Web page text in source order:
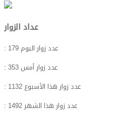
عداد الزوار
: عدد زوار اليوم179
: عدد زوار أمس 353
: عدد زوار هذا الأسبوع 1132
: عدد زوار هذا الشهر1492